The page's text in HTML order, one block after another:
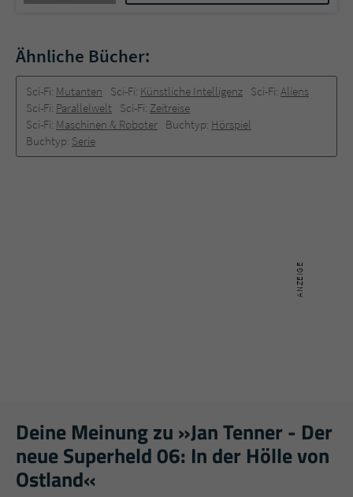
Ähnliche Bücher:
Sci-Fi: Mutanten Sci-Fi: Künstliche Intelligenz Sci-Fi: Aliens
Sci-Fi: Parallelwelt Sci-Fi: Zeitreise
Sci-Fi: Maschinen & Roboter Buchtyp: Hörspiel
Buchtyp: Serie
Deine Meinung zu »Jan Tenner - Der
neue Superheld 06: In der Hölle von
Ostland«